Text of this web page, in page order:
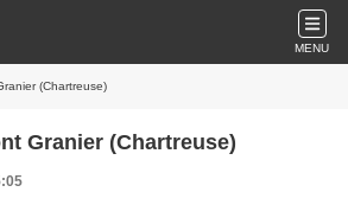
MENU
(Chartreuse)
Granier (Chartreuse)